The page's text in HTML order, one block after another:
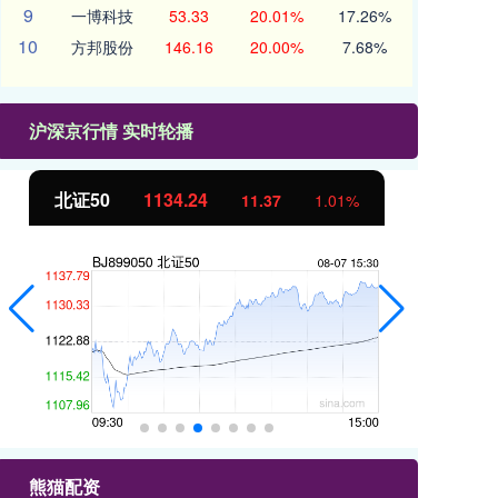
9 一博科技 53.33 20.01% 17.26%
10 方邦股份 146.16 20.00% 7.68%
沪深京行情 实时轮播
北证50 1134.24 11.37 1.01%
熊猫配资